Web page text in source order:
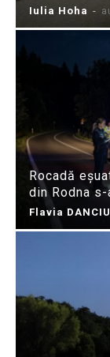
Iulia Hoha -
Rocadă
din Rodna
Flavia DANCIU